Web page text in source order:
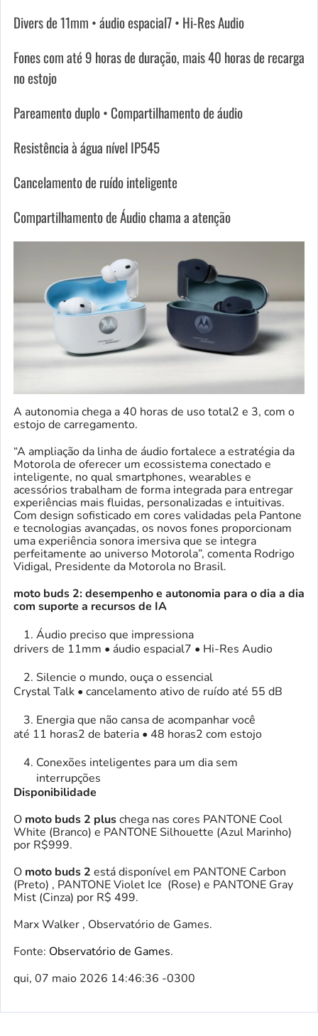
Divers de 11mm • áudio espacial7 • Hi-Res Audio
Fones com até 9 horas de duração, mais 40 horas de recarga
no estojo
Pareamento duplo • Compartilhamento de áudio
Resistência à água nível IP545
Cancelamento de ruído inteligente
Compartilhamento de Áudio chama a atenção
A autonomia chega a 40 horas de uso total2 e 3, com o
estojo de carregamento.
“A ampliação da linha de áudio fortalece a estratégia da
Motorola de oferecer um ecossistema conectado e
inteligente, no qual smartphones, wearables e
acessórios trabalham de forma integrada para entregar
experiências mais fluidas, personalizadas e intuitivas.
Com design sofisticado em cores validadas pela Pantone
e tecnologias avançadas, os novos fones proporcionam
uma experiência sonora imersiva que se integra
perfeitamente ao universo Motorola”, comenta Rodrigo
Vidigal, Presidente da Motorola no Brasil.
moto buds 2: desempenho e autonomia para o dia a dia
com suporte a recursos de IA
Áudio preciso que impressiona
drivers de 11mm • áudio espacial7 • Hi-Res Audio
Silencie o mundo, ouça o essencial
Crystal Talk • cancelamento ativo de ruído até 55 dB
Energia que não cansa de acompanhar você
até 11 horas2 de bateria • 48 horas2 com estojo
Conexões inteligentes para um dia sem
interrupções
Disponibilidade
O moto buds 2 pluschega nas cores PANTONE Cool
White (Branco) e PANTONE Silhouette (Azul Marinho)
por R$999.
O moto buds 2 está disponível em PANTONE Carbon
(Preto) , PANTONE Violet Ice (Rose) e PANTONE Gray
Mist (Cinza) por R$ 499.
Marx Walker , Observatório de Games.
Fonte: Observatório de Games.
qui, 07 maio 2026 14:46:36 -0300